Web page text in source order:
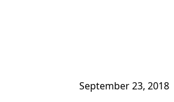
September 23, 2018